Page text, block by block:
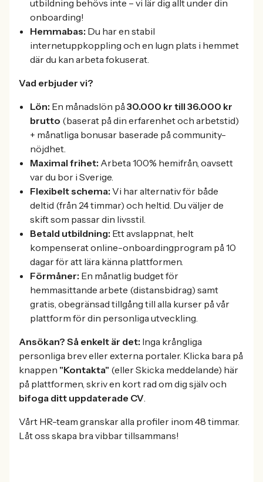
utbildning behövs inte – vi lär dig allt under din
onboarding!
Hemmabas: Du har en stabil
internetuppkoppling och en lugn plats i hemmet
där du kan arbeta fokuserat.
Vad erbjuder vi?
Lön: En månadslön på30.000 kr till 36.000 kr
brutto (baserat på din erfarenhet och arbetstid)
+ månatliga bonusar baserade på community-
nöjdhet.
Maximal frihet: Arbeta 100% hemifrån, oavsett
var du bor i Sverige.
Flexibelt schema: Vi har alternativ för både
deltid (från 24 timmar) och heltid. Du väljer de
skift som passar din livsstil.
Betald utbildning: Ett avslappnat, helt
kompenserat online-onboardingprogram på 10
dagar för att lära känna plattformen.
Förmåner: En månatlig budget för
hemmasittande arbete (distansbidrag) samt
gratis, obegränsad tillgång till alla kurser på vår
plattform för din personliga utveckling.
Ansökan? Så enkelt är det: Inga krångliga
personliga brev eller externa portaler. Klicka bara på
knappen "Kontakta" (eller Skicka meddelande) här
på plattformen, skriv en kort rad om dig själv och
bifoga ditt uppdaterade CV
Vårt HR-team granskar alla profiler inom 48 timmar.
Låt oss skapa bra vibbar tillsammans!